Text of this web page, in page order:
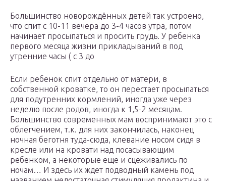
Большинство новорождённых детей так устроено,
что спит с 10-11 вечера до 3-4 часов утра, потом
начинает просыпаться и просить грудь. У ребенка
первого месяца жизни прикладываний в под
утренние часы ( с 3 до
Если ребенок спит отдельно от матери, в
собственной кроватке, то он перестает просыпаться
для подутренних кормлений, иногда уже через
неделю после родов, иногда к 1,5-2 месяцам.
Большинство современных мам воспринимают это с
облегчением, т.к. для них закончилась, наконец
ночная беготня туда-сюда, клевание носом сидя в
кресле или на кровати над посасывающим
ребенком, а некоторые еще и сцеживались по
ночам… И здесь их ждет подводный камень под